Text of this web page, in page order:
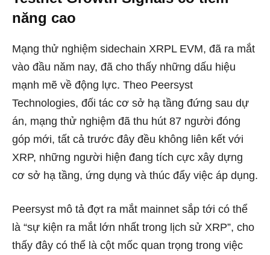
năng cao
Mạng thử nghiệm sidechain XRPL EVM, đã ra mắt
vào đầu năm nay, đã cho thấy những dấu hiệu
mạnh mẽ về động lực. Theo Peersyst
Technologies, đối tác cơ sở hạ tầng đứng sau dự
án, mạng thử nghiệm đã thu hút 87 người đóng
góp mới, tất cả trước đây đều không liên kết với
XRP, những người hiện đang tích cực xây dựng
cơ sở hạ tầng, ứng dụng và thúc đẩy việc áp dụng.
Peersyst mô tả đợt ra mắt mainnet sắp tới có thể
là “sự kiện ra mắt lớn nhất trong lịch sử XRP”, cho
thấy đây có thể là cột mốc quan trọng trong việc